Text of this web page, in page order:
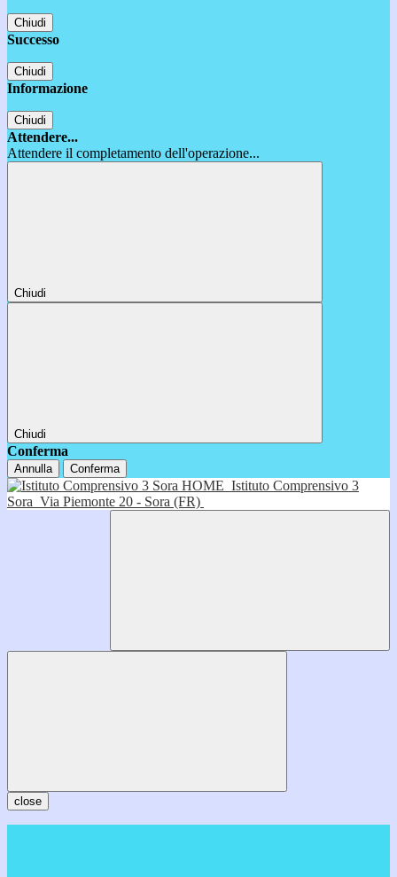
Chiudi
Successo
Chiudi
Informazione
Chiudi
Attendere...
Attendere il completamento dell'operazione...
Chiudi
Chiudi
Conferma
Annulla Conferma
HOME Istituto Comprensivo 3
Sora Via Piemonte 20 - Sora (FR)
close